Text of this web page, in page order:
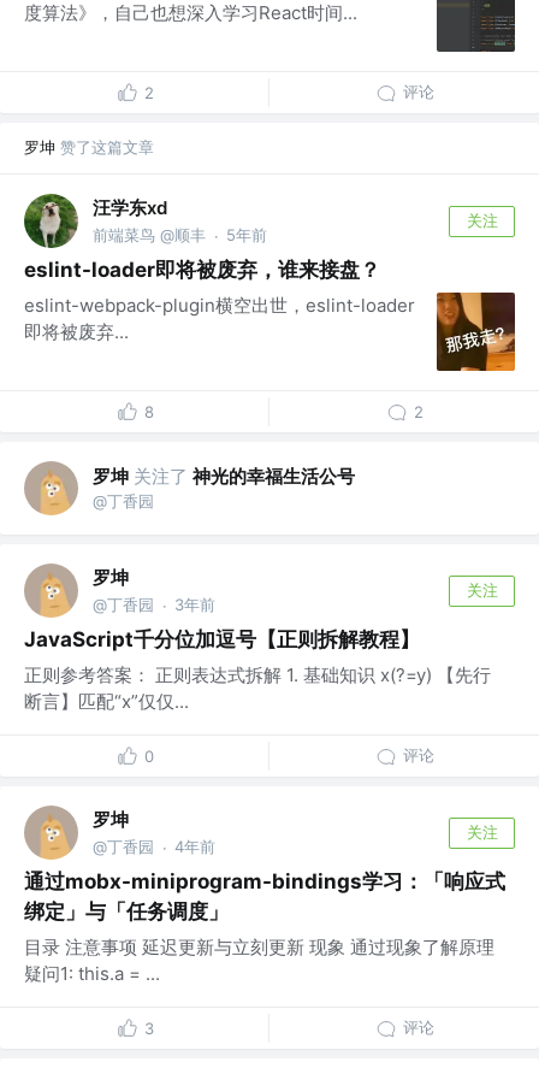
度算法》，自己也想深入学习React时间...
2 评论
罗坤 赞了这篇文章
汪学东xd
前端菜鸟 @顺丰 · 5年前
关注
eslint-loader即将被废弃，谁来接盘？
eslint-webpack-plugin横空出世，eslint-loader
即将被废弃...
8 2
罗坤 关注了 神光的幸福生活公号
@丁香园
罗坤
@丁香园 · 3年前
关注
JavaScript千分位加逗号【正则拆解教程】
正则参考答案： 正则表达式拆解 1. 基础知识 x(?=y) 【先行
断言】匹配“x”仅仅...
0 评论
罗坤
@丁香园 · 4年前
关注
通过mobx-miniprogram-bindings学习：「响应式
绑定」与「任务调度」
目录 注意事项 延迟更新与立刻更新 现象 通过现象了解原理
疑问1: this.a = ...
3 评论